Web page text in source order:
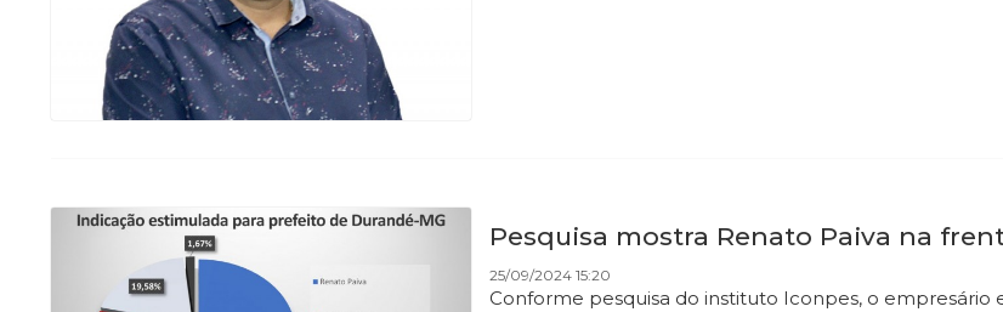
Pesquisa mostra Renato Paiva na
25/09/2024 15:20
Conforme pesquisa do instituto Iconpes, o empresário